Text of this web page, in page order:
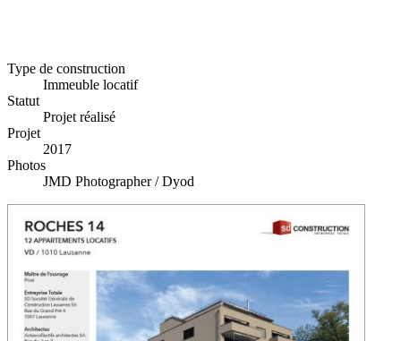
Type de construction
Immeuble locatif
Statut
Projet réalisé
Projet
2017
Photos
JMD Photographer / Dyod